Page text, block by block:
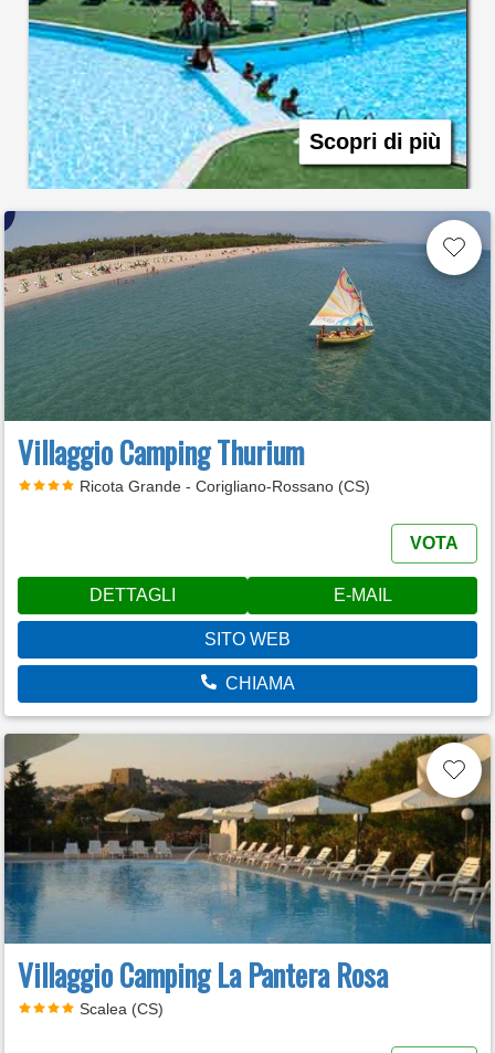
Scopri di più
Villaggio Camping Thurium
Ricota Grande - Corigliano-Rossano (CS)
VOTA
DETTAGLI E-MAIL
SITO WEB
CHIAMA
Villaggio Camping La Pantera Rosa
Scalea (CS)